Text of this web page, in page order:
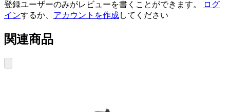
登録ユーザーのみがレビューを書くことができます。
ログ
インするか、 アカウントを作成してください
関連商品